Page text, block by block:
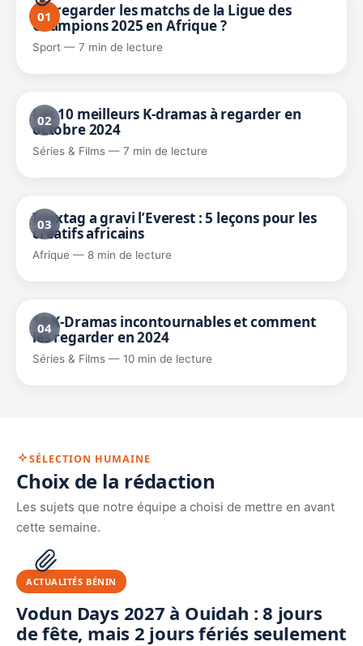
01
Où regarder les matchs de la Ligue des
Champions 2025 en Afrique ?
Sport — 7 min de lecture
02
Les 10 meilleurs K-dramas à regarder en
octobre 2024
Séries & Films — 7 min de lecture
03
Inoxtag a gravi l’Everest : 5 leçons pour les
créatifs africains
Afrique — 8 min de lecture
04
10 K-Dramas incontournables et comment
les regarder en 2024
Séries & Films — 10 min de lecture
SÉLECTION HUMAINE
Choix de la rédaction
Les sujets que notre équipe a choisi de mettre en avant
cette semaine.
ACTUALITÉS BÉNIN
Vodun Days 2027 à Ouidah : 8 jours
de fête, mais 2 jours fériés seulement